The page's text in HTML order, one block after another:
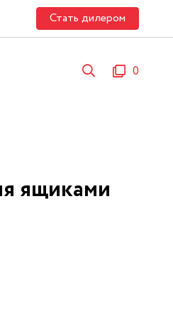
Стать дилером
0
ящиками